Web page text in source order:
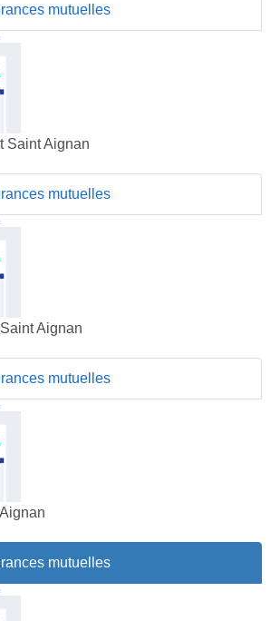
mutuelles
Saint Aignan
mutuelles
Aignan
mutuelles
mutuelles